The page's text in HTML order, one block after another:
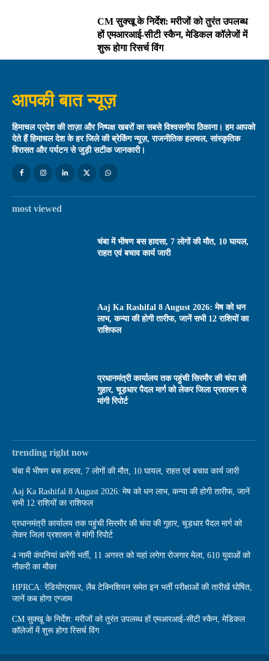
CM सुक्खू के निर्देश: मरीजों को तुरंत उपलब्ध
हों एमआरआई-सीटी स्कैन, मेडिकल कॉलेजों में
शुरू होगा रिसर्च विंग
आपकी बात न्यूज़
हिमाचल प्रदेश की ताज़ा और निष्पक्ष खबरों का सबसे विश्वसनीय ठिकाना। हम आपको
देते हैं हिमाचल देश के हर जिले की ब्रेकिंग न्यूज़, राजनीतिक हलचल, सांस्कृतिक
विरासत और पर्यटन से जुड़ी सटीक जानकारी।
most viewed
चंबा में भीषण बस हादसा, 7 लोगों की मौत, 10 घायल,
राहत एवं बचाव कार्य जारी
Aaj Ka Rashifal 8 August 2026: मेष को धन
लाभ, कन्या की होगी तारीफ, जानें सभी 12 राशियों का
राशिफल
प्रधानमंत्री कार्यालय तक पहुंची सिरमौर की चंपा की
गुहार, चूड़धार पैदल मार्ग को लेकर जिला प्रशासन से
मांगी रिपोर्ट
trending right now
चंबा में भीषण बस हादसा, 7 लोगों की मौत, 10 घायल, राहत एवं बचाव कार्य जारी
Aaj Ka Rashifal 8 August 2026: मेष को धन लाभ, कन्या की होगी तारीफ, जानें
सभी 12 राशियों का राशिफल
प्रधानमंत्री कार्यालय तक पहुंची सिरमौर की चंपा की गुहार, चूड़धार पैदल मार्ग को
लेकर जिला प्रशासन से मांगी रिपोर्ट
4 नामी कंपनियां करेंगी भर्ती, 11 अगस्त को यहां लगेगा रोजगार मेला, 610 युवाओं को
नौकरी का मौका
HPRCA: रेडियोग्राफर, लैब टेक्निशियन समेत इन भर्ती परीक्षाओं की तारीखें घोषित,
जानें कब होगा एग्जाम
CM सुक्खू के निर्देश: मरीजों को तुरंत उपलब्ध हों एमआरआई-सीटी स्कैन, मेडिकल
कॉलेजों में शुरू होगा रिसर्च विंग